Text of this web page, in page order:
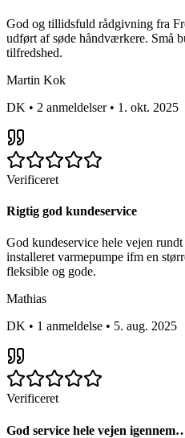
God og tillidsfuld rådgivning fra
udført af søde håndværkere. Små
tilfredshed.
Martin Kok
DK • 2 anmeldelser• 1. okt. 2025
Verificeret
Rigtig god kundeservice
God kundeservice hele vejen
installeret varmepumpe ifm en
fleksible og gode.
Mathias
DK • 1 anmeldelse • 5. aug. 2025
Verificeret
God service hele vejen